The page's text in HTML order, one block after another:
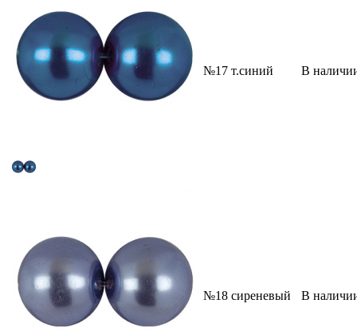
№17 т.синий В
№18 сиреневый В